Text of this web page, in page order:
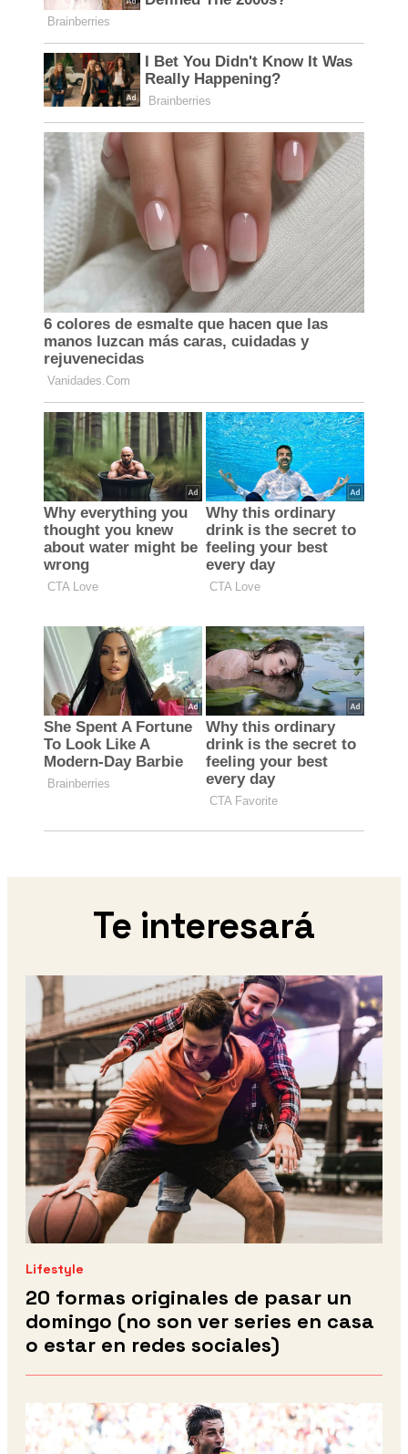
Te interesará
Lifestyle
20 formas originales de pasar un
domingo (no son ver series en casa
o estar en redes sociales)